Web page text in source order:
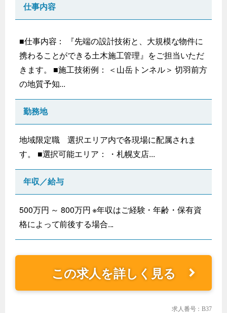
仕事内容
■仕事内容： 『先端の設計技術と、大規模な物件に
携わることができる土木施工管理』をご担当いただ
きます。 ■施工技術例： ＜山岳トンネル＞ 切羽前方
の地質予知...
勤務地
地域限定職 選択エリア内で各現場に配属されま
す。 ■選択可能エリア： ・札幌支店...
年収／給与
500万円 ～ 800万円 ※年収はご経験・年齢・保有資
格によって前後する場合...
この求人を詳しく見る
求人番号：B37